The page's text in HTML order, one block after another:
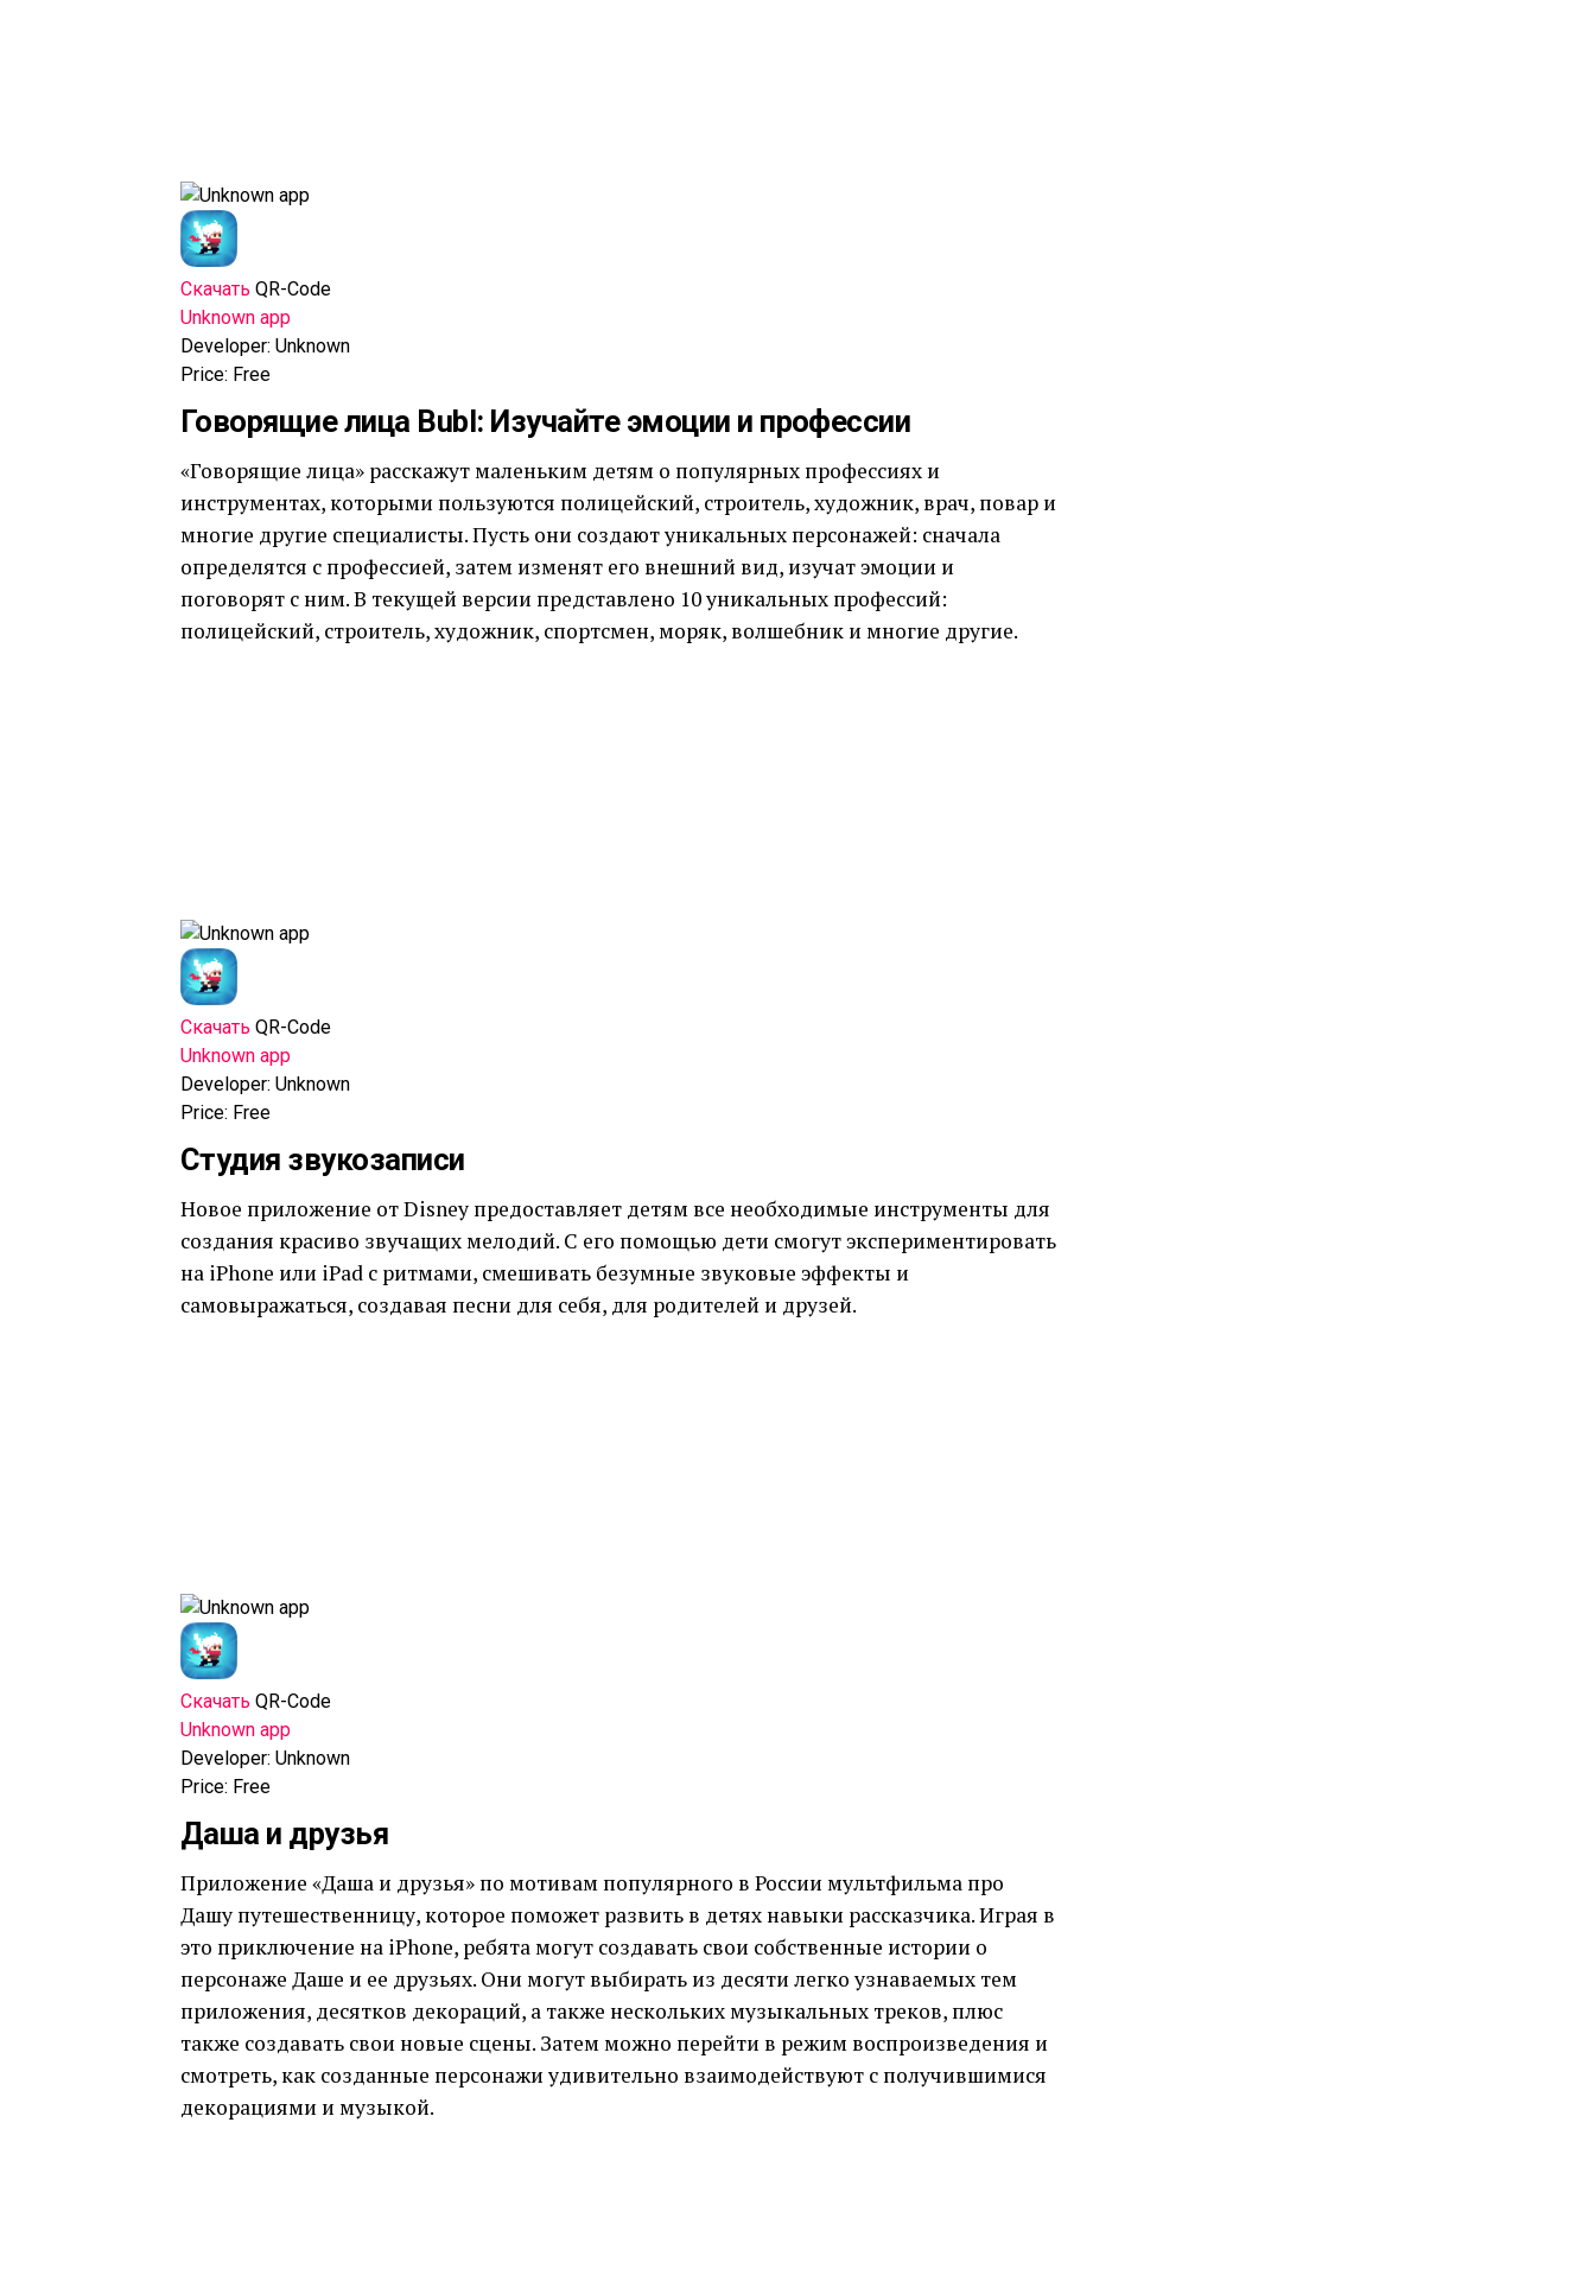
Скачать QR-Code
Unknown app
Developer: Unknown
Price: Free
Говорящие лица Bubl: Изучайте эмоции и профессии
«Говорящие лица» расскажут маленьким детям о популярных профессиях и
инструментах, которыми пользуются полицейский, строитель, художник, врач, повар и
многие другие специалисты. Пусть они создают уникальных персонажей: сначала
определятся с профессией, затем изменят его внешний вид, изучат эмоции и
поговорят с ним. В текущей версии представлено 10 уникальных профессий:
полицейский, строитель, художник, спортсмен, моряк, волшебник и многие другие.
Скачать QR-Code
Unknown app
Developer: Unknown
Price: Free
Студия звукозаписи
Новое приложение от Disney предоставляет детям все необходимые инструменты для
создания красиво звучащих мелодий. С его помощью дети смогут экспериментировать
на iPhone или iPad с ритмами, смешивать безумные звуковые эффекты и
самовыражаться, создавая песни для себя, для родителей и друзей.
Скачать QR-Code
Unknown app
Developer: Unknown
Price: Free
Даша и друзья
Приложение «Даша и друзья» по мотивам популярного в России мультфильма про
Дашу путешественницу, которое поможет развить в детях навыки рассказчика. Играя в
это приключение на iPhone, ребята могут создавать свои собственные истории о
персонаже Даше и ее друзьях. Они могут выбирать из десяти легко узнаваемых тем
приложения, десятков декораций, а также нескольких музыкальных треков, плюс
также создавать свои новые сцены. Затем можно перейти в режим воспроизведения и
смотреть, как созданные персонажи удивительно взаимодействуют с получившимися
декорациями и музыкой.